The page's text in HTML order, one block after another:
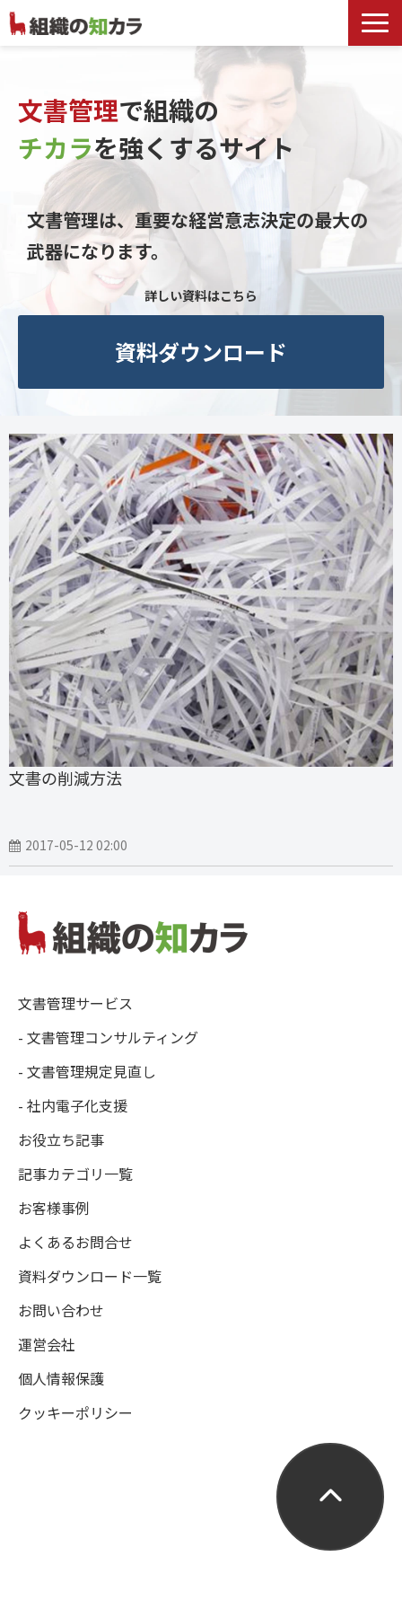
文書管理サービス
お役立ち記事
記事カテゴリ一覧
よくあるお問合せ
文書管理で組織の
チカラを強くするサイト
文書管理は、重要な経営意志決定の最大の
武器になります。
詳しい資料はこちら
資料ダウンロード
文書の削減方法
2017-05-12 02:00
文書管理サービス
- 文書管理コンサルティング
- 文書管理規定見直し
- 社内電子化支援
お役立ち記事
記事カテゴリ一覧
お客様事例
よくあるお問合せ
資料ダウンロード一覧
お問い合わせ
運営会社
個人情報保護
クッキーポリシー